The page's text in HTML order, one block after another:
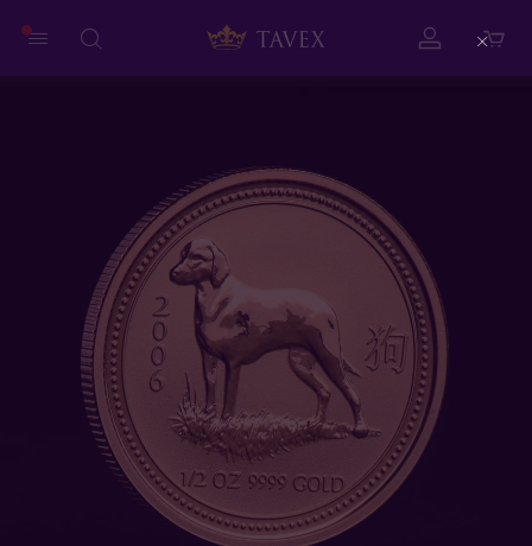
Close